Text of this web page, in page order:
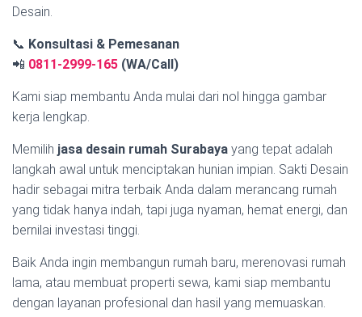
Desain.
📞 Konsultasi & Pemesanan
📲 0811-2999-165 (WA/Call)
Kami siap membantu Anda mulai dari nol hingga gambar
kerja lengkap.
Memilih jasa desain rumah Surabaya yang tepat adalah
langkah awal untuk menciptakan hunian impian. Sakti Desain
hadir sebagai mitra terbaik Anda dalam merancang rumah
yang tidak hanya indah, tapi juga nyaman, hemat energi, dan
bernilai investasi tinggi.
Baik Anda ingin membangun rumah baru, merenovasi rumah
lama, atau membuat properti sewa, kami siap membantu
dengan layanan profesional dan hasil yang memuaskan.